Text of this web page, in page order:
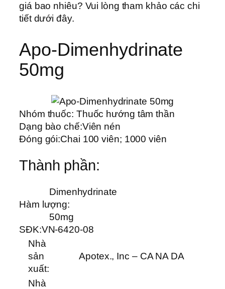
giá bao nhiêu? Vui lòng tham khảo các chi
tiết dưới đây.
Apo-Dimenhydrinate
50mg
Nhóm thuốc: Thuốc hướng tâm thần
Dạng bào chế:Viên nén
Đóng gói:Chai 100 viên; 1000 viên
Thành phần:
Dimenhydrinate
Hàm lượng:
50mg
SĐK:VN-6420-08
Nhà
sản
xuất:
Apotex., Inc – CA NA DA
Nhà